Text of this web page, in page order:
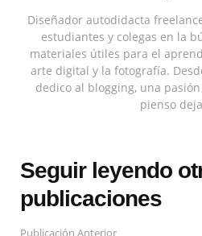
Diseñador autodidacta
estudiantes y colegas en la
materiales útiles para el
arte digital y la fotografía.
dedico al blogging, una
pienso
Seguir leyendo
publicaciones
Publicación Anterior